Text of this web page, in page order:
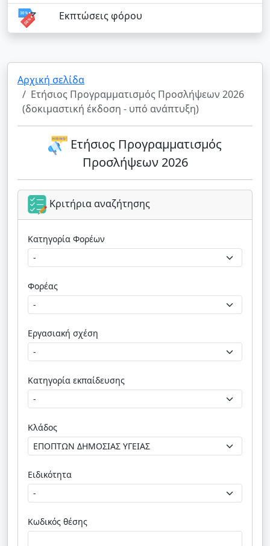
Εκπτώσεις φόρου
Αρχική σελίδα
Ετήσιος Προγραμματισμός Προσλήψεων 2026
(δοκιμαστική έκδοση - υπό ανάπτυξη)
Ετήσιος Προγραμματισμός
Προσλήψεων 2026
Κριτήρια αναζήτησης
Κατηγορία Φορέων
Φορέας
Εργασιακή σχέση
Κατηγορία εκπαίδευσης
Κλάδος
Ειδικότητα
Κωδικός θέσης